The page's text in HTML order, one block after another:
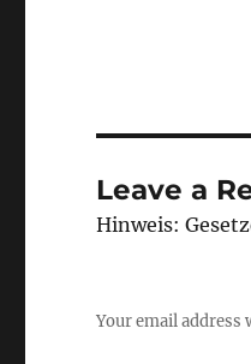
Leave a
Hinweis:
Your email address